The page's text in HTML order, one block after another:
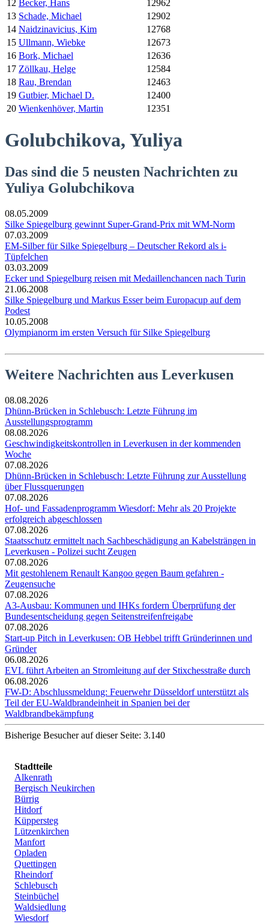
12 Becker, Hans
12962
13 Schade, Michael
12902
14 Naidzinavicius, Kim
12768
15 Ullmann, Wiebke
12673
16 Bork, Michael
12636
17 Zöllkau, Helge
12584
18 Rau, Brendan
12463
19 Gutbier, Michael D.
12400
20 Wienkenhöver, Martin 12351
Golubchikova, Yuliya
Das sind die 5 neusten Nachrichten zu
Yuliya Golubchikova
08.05.2009
Silke Spiegelburg gewinnt Super-Grand-Prix mit WM-Norm
07.03.2009
EM-Silber für Silke Spiegelburg – Deutscher Rekord als i-
Tüpfelchen
03.03.2009
Ecker und Spiegelburg reisen mit Medaillenchancen nach Turin
21.06.2008
Silke Spiegelburg und Markus Esser beim Europacup auf dem
Podest
10.05.2008
Olympianorm im ersten Versuch für Silke Spiegelburg
Weitere Nachrichten aus Leverkusen
08.08.2026
Dhünn-Brücken in Schlebusch: Letzte Führung im
Ausstellungsprogramm
08.08.2026
Geschwindigkeitskontrollen in Leverkusen in der kommenden
Woche
07.08.2026
Dhünn-Brücken in Schlebusch: Letzte Führung zur Ausstellung
über Flussquerungen
07.08.2026
Hof- und Fassadenprogramm Wiesdorf: Mehr als 20 Projekte
erfolgreich abgeschlossen
07.08.2026
Staatsschutz ermittelt nach Sachbeschädigung an Kabelsträngen in
Leverkusen - Polizei sucht Zeugen
07.08.2026
Mit gestohlenem Renault Kangoo gegen Baum gefahren -
Zeugensuche
07.08.2026
A3-Ausbau: Kommunen und IHKs fordern Überprüfung der
Bundesentscheidung gegen Seitenstreifenfreigabe
07.08.2026
Start-up Pitch in Leverkusen: OB Hebbel trifft Gründerinnen und
Gründer
06.08.2026
EVL führt Arbeiten an Stromleitung auf der Stixchesstraße durch
06.08.2026
FW-D: Abschlussmeldung: Feuerwehr Düsseldorf unterstützt als
Teil der EU-Waldbrandeinheit in Spanien bei der
Waldbrandbekämpfung
Bisherige Besucher auf dieser Seite: 3.140
Stadtteile
Alkenrath
Bergisch Neukirchen
Bürrig
Hitdorf
Küppersteg
Lützenkirchen
Manfort
Opladen
Quettingen
Rheindorf
Schlebusch
Steinbüchel
Waldsiedlung
Wiesdorf